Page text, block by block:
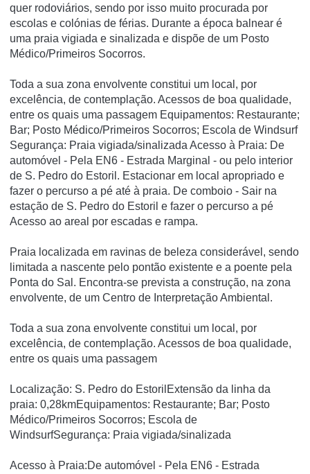
quer rodoviários, sendo por isso muito procurada por
escolas e colónias de férias. Durante a época balnear é
uma praia vigiada e sinalizada e dispõe de um Posto
Médico/Primeiros Socorros.
Toda a sua zona envolvente constitui um local, por
excelência, de contemplação. Acessos de boa qualidade,
entre os quais uma passagem Equipamentos: Restaurante;
Bar; Posto Médico/Primeiros Socorros; Escola de Windsurf
Segurança: Praia vigiada/sinalizada Acesso à Praia: De
automóvel - Pela EN6 - Estrada Marginal - ou pelo interior
de S. Pedro do Estoril. Estacionar em local apropriado e
fazer o percurso a pé até à praia. De comboio - Sair na
estação de S. Pedro do Estoril e fazer o percurso a pé
Acesso ao areal por escadas e rampa.
Praia localizada em ravinas de beleza considerável, sendo
limitada a nascente pelo pontão existente e a poente pela
Ponta do Sal. Encontra-se prevista a construção, na zona
envolvente, de um Centro de Interpretação Ambiental.
Toda a sua zona envolvente constitui um local, por
excelência, de contemplação. Acessos de boa qualidade,
entre os quais uma passagem
Localização: S. Pedro do EstorilExtensão da linha da
praia: 0,28kmEquipamentos: Restaurante; Bar; Posto
Médico/Primeiros Socorros; Escola de
WindsurfSegurança: Praia vigiada/sinalizada
Acesso à Praia:De automóvel - Pela EN6 - Estrada